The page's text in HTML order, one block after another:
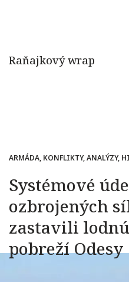
ARMÁDA, KONFLIKTY, ANALÝZY,